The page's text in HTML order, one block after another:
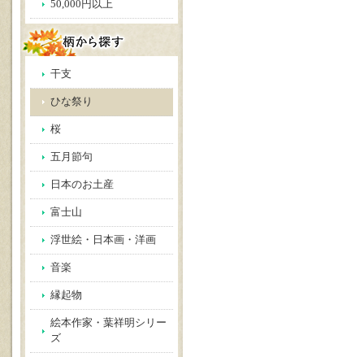
50,000円以上
干支
ひな祭り
桜
五月節句
日本のお土産
富士山
浮世絵・日本画・洋画
音楽
縁起物
絵本作家・葉祥明シリー
ズ